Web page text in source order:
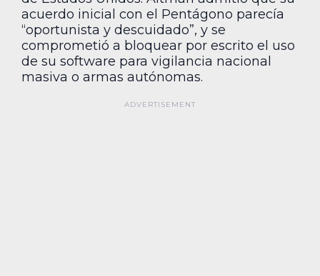
acuerdo inicial con el Pentágono parecía
“oportunista y descuidado”, y se
comprometió a bloquear por escrito el uso
de su software para vigilancia nacional
masiva o armas autónomas.